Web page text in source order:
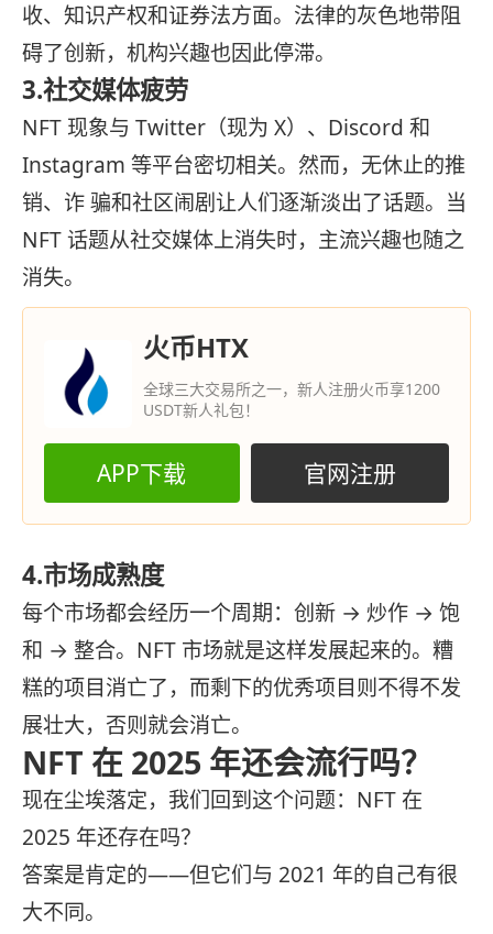
收、知识产权和证券法方面。法律的灰色地带阻
碍了创新，机构兴趣也因此停滞。
3.社交媒体疲劳
NFT 现象与 Twitter（现为 X）、Discord 和
Instagram 等平台密切相关。然而，无休止的推
销、诈 骗和社区闹剧让人们逐渐淡出了话题。当
NFT 话题从社交媒体上消失时，主流兴趣也随之
消失。
火币HTX
全球三大交易所之一，新人注册火币享1200
USDT新人礼包！
APP下载 官网注册
4.市场成熟度
每个市场都会经历一个周期：创新 → 炒作 → 饱
和 → 整合。NFT 市场就是这样发展起来的。糟
糕的项目消亡了，而剩下的优秀项目则不得不发
展壮大，否则就会消亡。
NFT 在 2025 年还会流行吗？
现在尘埃落定，我们回到这个问题：NFT 在
2025 年还存在吗？
答案是肯定的——但它们与 2021 年的自己有很
大不同。